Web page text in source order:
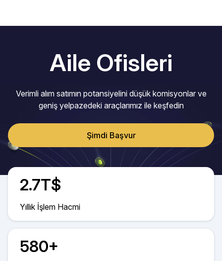
Aile Ofisleri
Verimli alım satımın potansiyelini düşük komisyonlar ve
geniş yelpazedeki araçlarımız ile keşfedin
Şimdi Başvur
2.7T$
Yıllık İşlem Hacmi
580+